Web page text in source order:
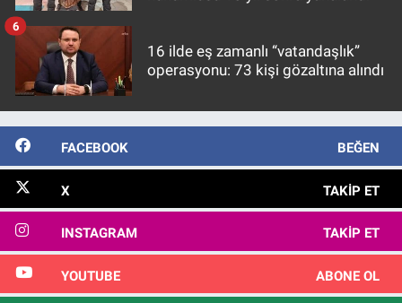
16 ilde eş zamanlı “vatandaşlık”
operasyonu: 73 kişi gözaltına alındı
6
FACEBOOK BEĞEN
X TAKIP ET
INSTAGRAM TAKIP ET
YOUTUBE ABONE OL